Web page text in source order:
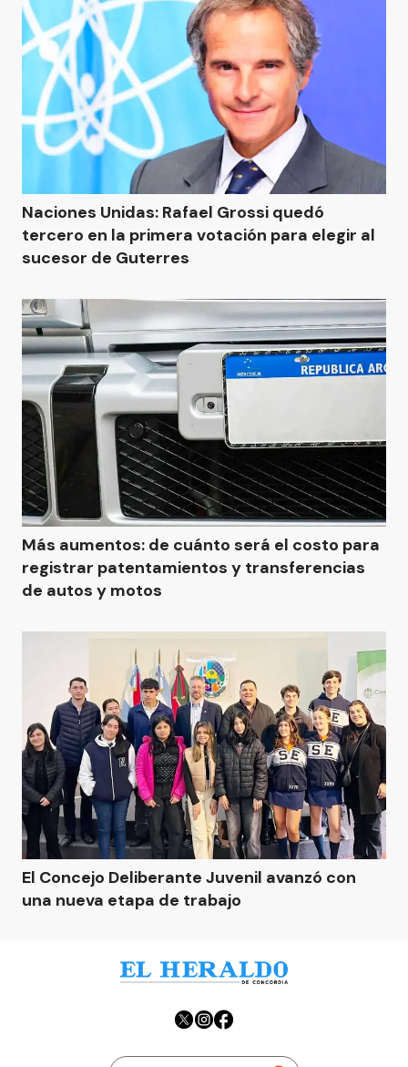
Naciones Unidas: Rafael Grossi quedó
tercero en la primera votación para elegir al
sucesor de Guterres
Más aumentos: de cuánto será el costo para
registrar patentamientos y transferencias
de autos y motos
El Concejo Deliberante Juvenil avanzó con
una nueva etapa de trabajo